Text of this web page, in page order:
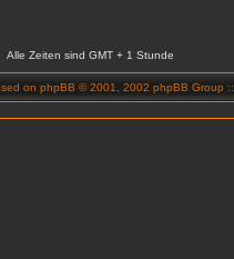
Alle Zeiten sind GMT + 1 Stunde
on phpBB © 2001, 2002 phpBB Group ::